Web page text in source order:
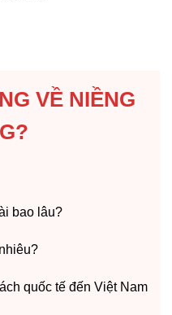
VỀ NIỀNG
bao lâu?
quốc tế đến Việt Nam